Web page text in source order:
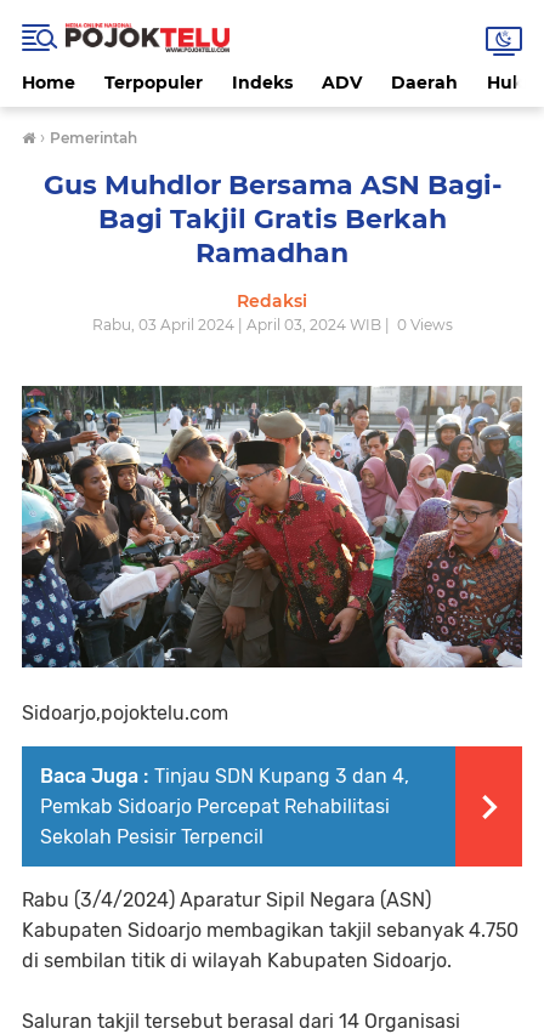
Home Terpopuler Indeks ADV Daerah
› Pemerintah
Gus Muhdlor Bersama ASN Bagi-
Bagi Takjil Gratis Berkah
Ramadhan
Redaksi
Rabu, 03 April 2024 | April 03, 2024 WIB | 0Views
Sidoarjo,pojoktelu.com
Baca Juga : Tinjau SDN Kupang 3 dan 4,
Pemkab Sidoarjo Percepat Rehabilitasi
Sekolah Pesisir Terpencil
Rabu (3/4/2024) Aparatur Sipil Negara (ASN)
Kabupaten Sidoarjo membagikan takjil sebanyak 4.750
di sembilan titik di wilayah Kabupaten Sidoarjo.
Saluran takjil tersebut berasal dari 14 Organisasi